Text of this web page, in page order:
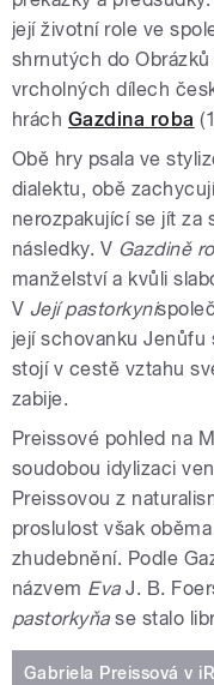
její životní role ve
shrnutých do
vrcholných dílech
hrách Gazdina roba
Obě hry psala ve
dialektu, obě
nerozpakující se jít za
následky. V Gazdině
manželství a kvůli
V Její pastorkyni
její schovanku Jenůfu
stojí v cestě vztahu
zabije.
Preissové pohled na
soudobou idylizaci
Preissovou z
proslulost však
zhudebnění. Podle
názvem Eva J. B.
pastorkyňa se stalo
Gabriela Preissová v